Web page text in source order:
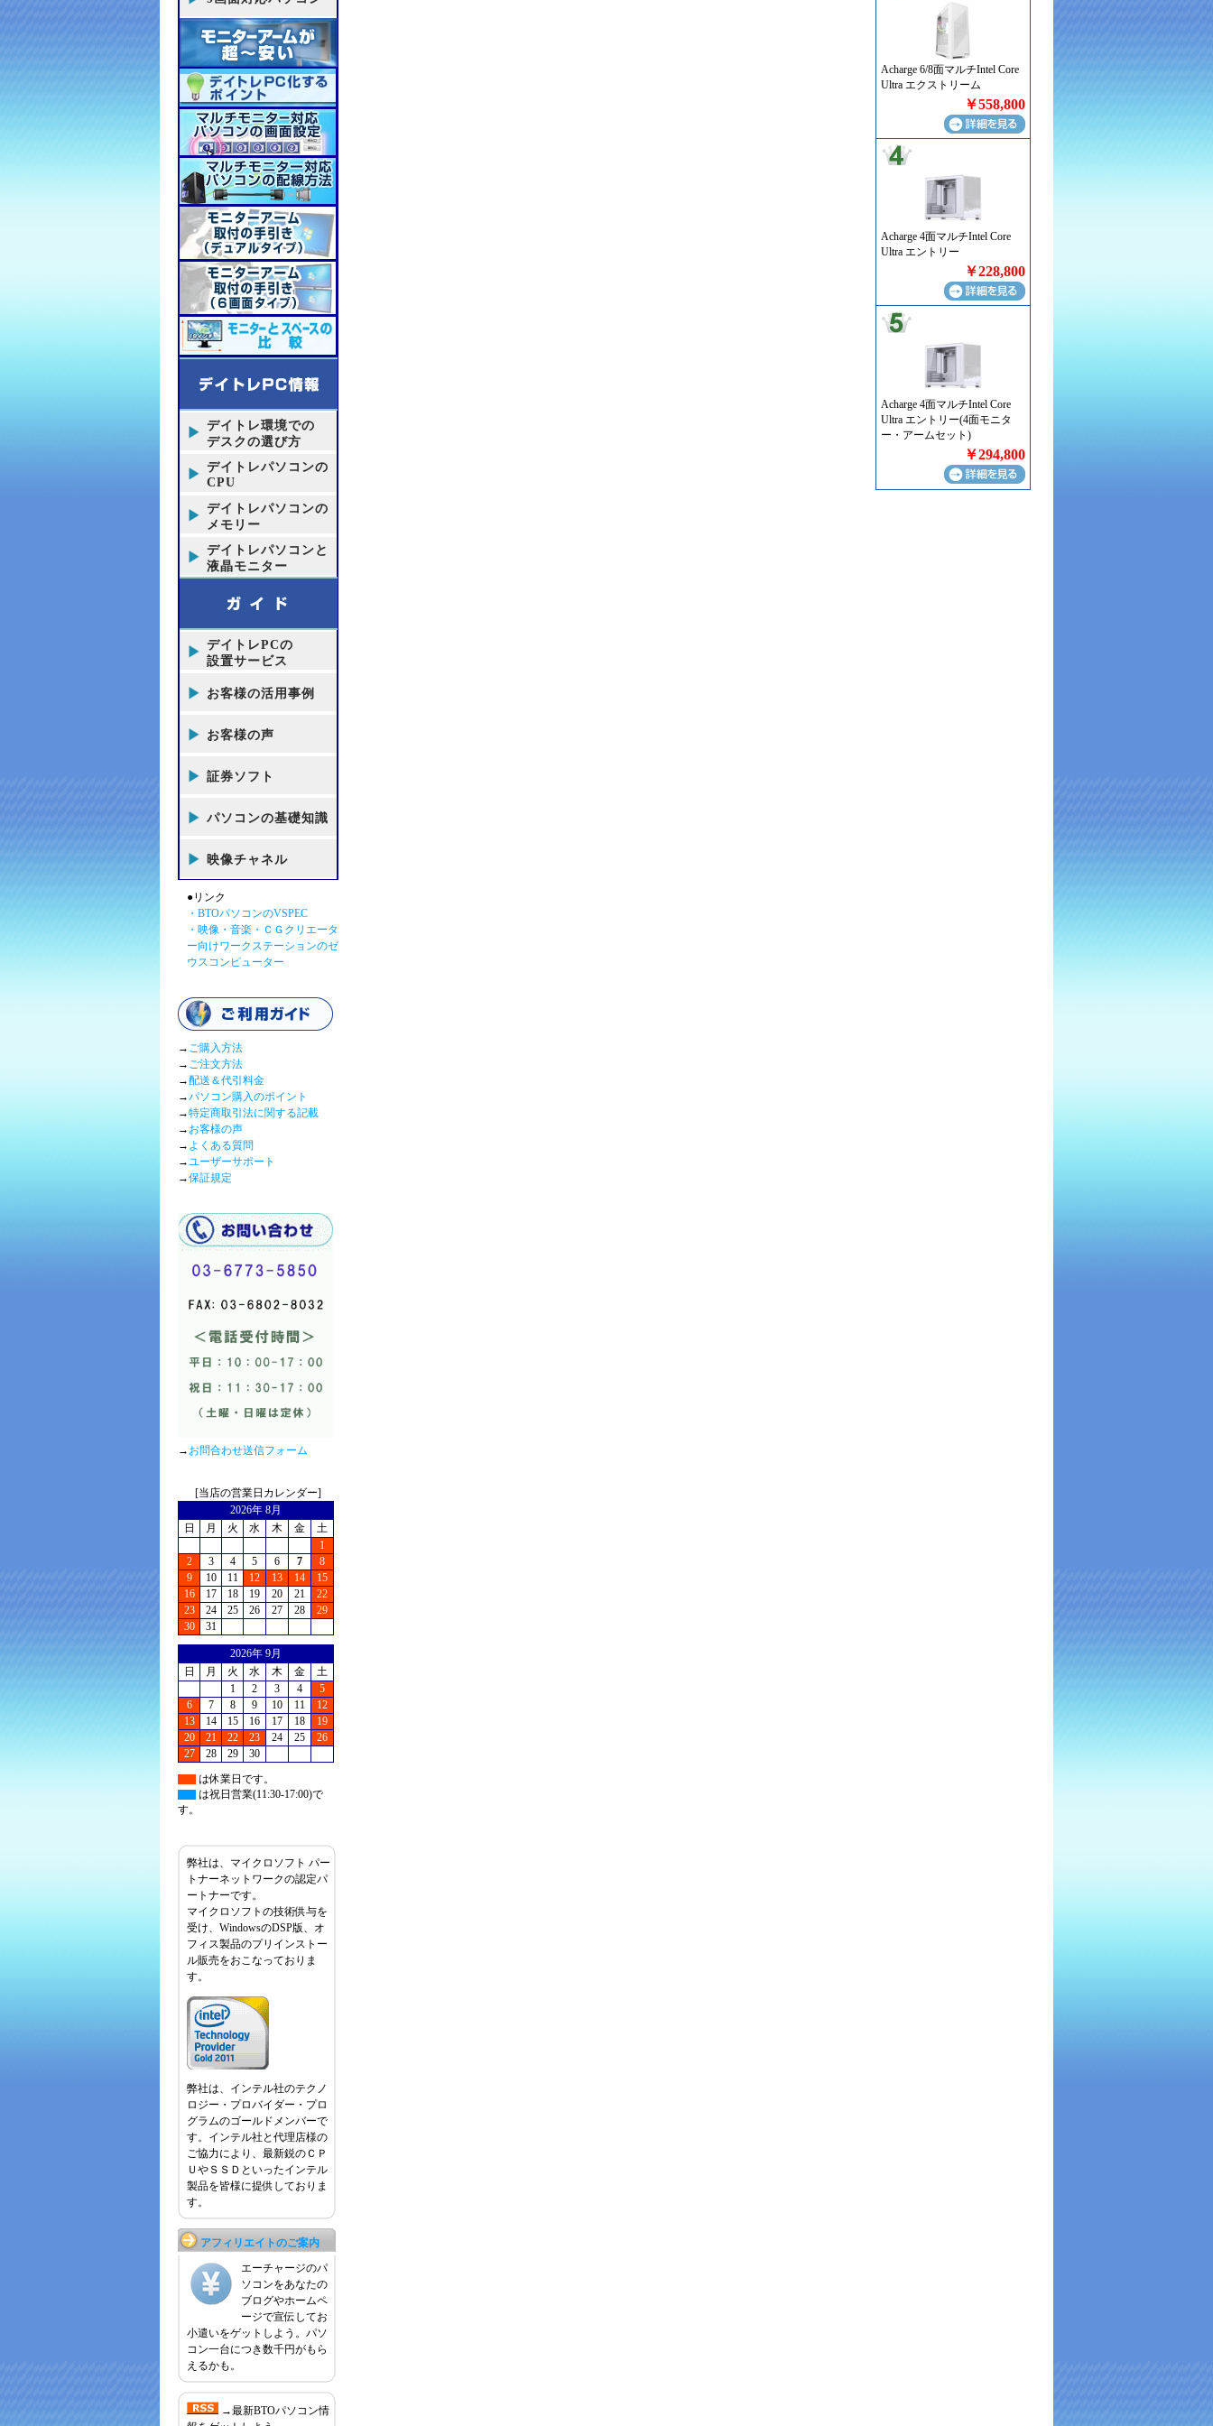
デイトレ環境での
デスクの選び方
デイトレパソコンの
CPU
デイトレパソコンの
メモリー
デイトレパソコンと
液晶モニター
デイトレPCの
設置サービス
お客様の活用事例
お客様の声
証券ソフト
パソコンの基礎知識
映像チャネル
●リンク
・BTOパソコンのVSPEC
・映像・音楽・ＣＧクリエータ
ー向けワークステーションのゼ
ウスコンピューター
→ ご購入方法
→ ご注文方法
→配送＆代引料金
→パソコン購入のポイント
→特定商取引法に関する記載
→ お客様の声
→ よくある質問
→ユーザーサポート
→保証規定
→ お問合わせ送信フォーム
[当店の営業日カレンダー]
2026年 8月
日
月 火 水 木 金
土
1
2
3 4 5 6 7
8
9
10 11 12 13 14
15
16
17 18 19 20 21
22
23
24 25 26 27 28
29
30
31
2026年 9月
日
月 火 水 木 金
土
1
2 3 4
5
6
7 8 9 10 11
12
13
14 15 16 17 18
19
20
21 22 23 24 25
26
27
28 29
30
は休業日です。
は祝日営業(11:30-17:00)で
す。
弊社は、マイクロソフト パー
トナーネットワークの認定パ
ートナーです。
マイクロソフトの技術供与を
受け、WindowsのDSP版、オ
フィス製品のプリインストー
ル販売をおこなっておりま
す。
弊社は、インテル社のテクノ
ロジー・プロバイダー・プロ
グラムのゴールドメンバーで
す。インテル社と代理店様の
ご協力により、最新鋭のＣＰ
ＵやＳＳＤといったインテル
製品を皆様に提供しておりま
す。
アフィリエイトのご案内
エーチャージのパ
ソコンをあなたの
ブログやホームペ
ージで宣伝してお
小遣いをゲットしよう。パソ
コン一台につき数千円がもら
えるかも。
→最新BTOパソコン情
Acharge 6/8面マルチIntel Core
Ultra エクストリーム
￥558,800
Acharge 4面マルチIntel Core
Ultra エントリー
￥228,800
Acharge 4面マルチIntel Core
Ultra エントリー(4面モニタ
ー・アームセット)
￥294,800